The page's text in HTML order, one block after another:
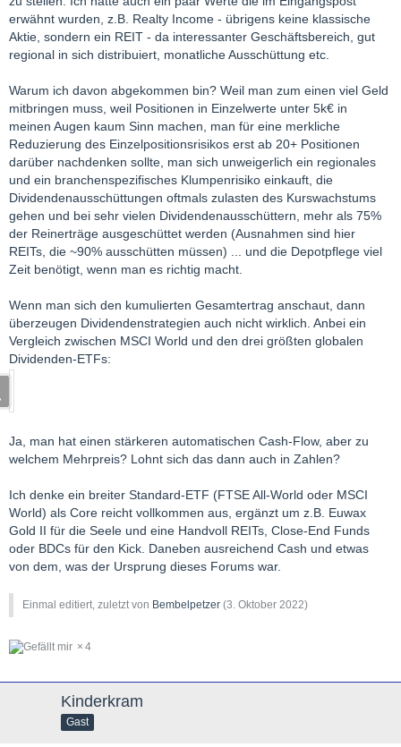
erwähnt wurden, z.B. Realty Income - übrigens keine klassische
Aktie, sondern ein REIT - da interessanter Geschäftsbereich, gut
regional in sich distribuiert, monatliche Ausschüttung etc.
Warum ich davon abgekommen bin? Weil man zum einen viel Geld
mitbringen muss, weil Positionen in Einzelwerte unter 5k€ in
meinen Augen kaum Sinn machen, man für eine merkliche
Reduzierung des Einzelpositionsrisikos erst ab 20+ Positionen
darüber nachdenken sollte, man sich unweigerlich ein regionales
und ein branchenspezifisches Klumpenrisiko einkauft, die
Dividendenausschüttungen oftmals zulasten des Kurswachstums
gehen und bei sehr vielen Dividendenausschüttern, mehr als 75%
der Reinerträge ausgeschüttet werden (Ausnahmen sind hier
REITs, die ~90% ausschütten müssen) ... und die Depotpflege viel
Zeit benötigt, wenn man es richtig macht.
Wenn man sich den kumulierten Gesamtertrag anschaut, dann
überzeugen Dividendenstrategien auch nicht wirklich. Anbei ein
Vergleich zwischen MSCI World und den drei größten globalen
Dividenden-ETFs:
Ja, man hat einen stärkeren automatischen Cash-Flow, aber zu
welchem Mehrpreis? Lohnt sich das dann auch in Zahlen?
Ich denke ein breiter Standard-ETF (FTSE All-World oder MSCI
World) als Core reicht vollkommen aus, ergänzt um z.B. Euwax
Gold II für die Seele und eine Handvoll REITs, Close-End Funds
oder BDCs für den Kick. Daneben ausreichend Cash und etwas
von dem, was der Ursprung dieses Forums war.
Einmal editiert, zuletzt von Bembelpetzer (3. Oktober 2022)
4
Kinderkram
Gast